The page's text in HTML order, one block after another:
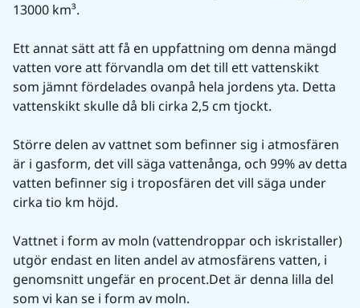
13000 km³.
Ett annat sätt att få en uppfattning om denna mängd
vatten vore att förvandla om det till ett vattenskikt
som jämnt fördelades ovanpå hela jordens yta. Detta
vattenskikt skulle då bli cirka 2,5 cm tjockt.
Större delen av vattnet som befinner sig i atmosfären
är i gasform, det vill säga vattenånga, och 99% av detta
vatten befinner sig i troposfären det vill säga under
cirka tio km höjd.
Vattnet i form av moln (vattendroppar och iskristaller)
utgör endast en liten andel av atmosfärens vatten, i
genomsnitt ungefär en procent.Det är denna lilla del
som vi kan se i form av moln.